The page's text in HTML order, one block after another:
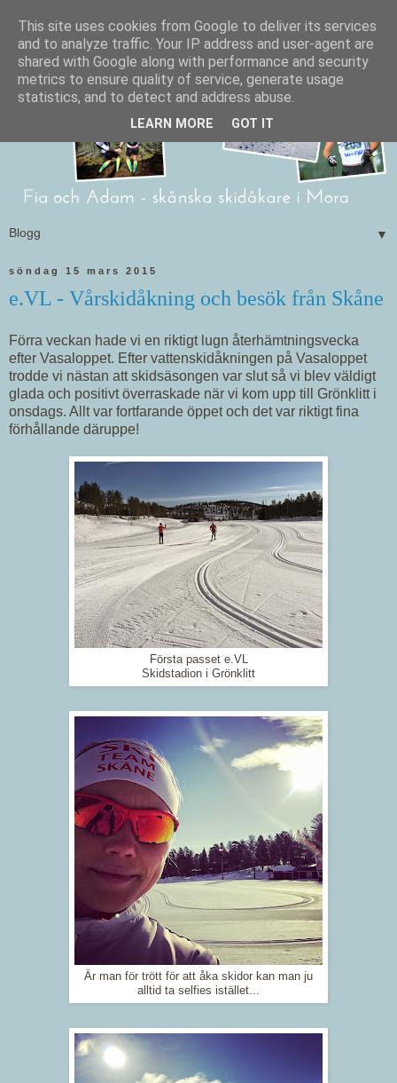
▼
söndag 15 mars 2015
e.VL - Vårskidåkning och besök från Skåne
Förra veckan hade vi en riktigt lugn återhämtningsvecka
efter Vasaloppet. Efter vattenskidåkningen på Vasaloppet
trodde vi nästan att skidsäsongen var slut så vi blev väldigt
glada och positivt överraskade när vi kom upp till Grönklitt i
onsdags. Allt var fortfarande öppet och det var riktigt fina
förhållande däruppe!
Första passet e.VL
Skidstadion i Grönklitt
Är man för trött för att åka skidor kan man ju
alltid ta selfies istället...
This site uses cookies from Google to deliver its services
and to analyze traffic. Your IP address and user-agent are
shared with Google along with performance and security
metrics to ensure quality of service, generate usage
statistics, and to detect and address abuse.
LEARN MORE GOT IT